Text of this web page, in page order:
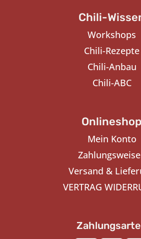
Chili-
Workshops
Chili-Rezepte
Chili-Anbau
Chili-ABC
Onlineshop
Mein Konto
Versand &
VERTRAG